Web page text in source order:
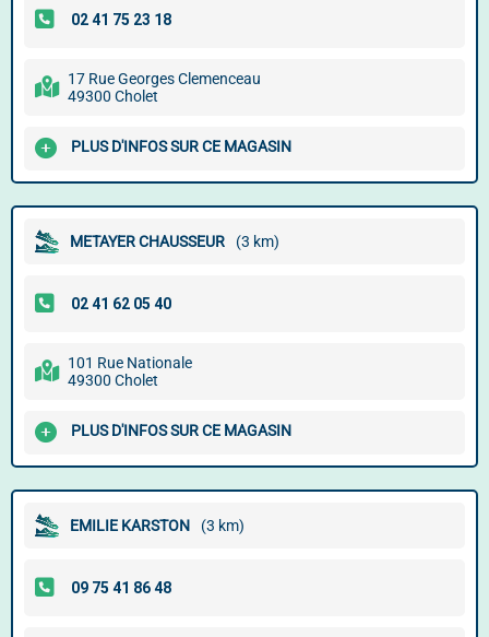
17 Rue Georges Clemenceau
49300 Cholet
PLUS D'INFOS SUR CE MAGASIN
METAYER CHAUSSEUR (3 km)
101 Rue Nationale
49300 Cholet
PLUS D'INFOS SUR CE MAGASIN
EMILIE KARSTON (3 km)